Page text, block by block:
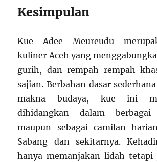
Kesimpulan
Kue Adee Meureudu
kuliner Aceh yang
gurih, dan rempah-rempah
sajian. Berbahan dasar
makna budaya, kue ini
dihidangkan dalam
maupun sebagai camilan
Sabang dan sekitarnya.
hanya memanjakan lidah tetapi